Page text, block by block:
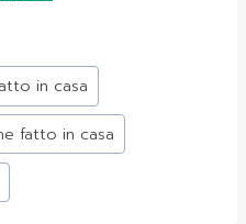
in casa
fatto in casa